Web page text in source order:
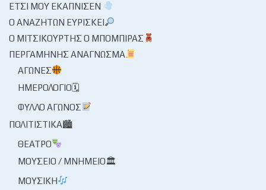
ΈΤΣΙ ΜΟΥ ΕΚΆΠΝΙΣΕΝ
Ο ΑΝΑΖΗΤΏΝ ΕΥΡΊΣΚΕΙ
Ο ΜΙΤΣΙΚΟΥΡΤΉΣ Ο ΜΠΌΜΠΙΡΑΣ
ΠΕΡΓΑΜΗΝΉΣ ΑΝΆΓΝΩΣΜΑ
ΑΓΏΝΕΣ
ΗΜΕΡΟΛΌΓΙΟ🗓
ΦΎΛΛΟ ΑΓΏΝΟΣ
ΠΟΛΙΤΙΣΤΙΚΆ🏙
ΘΈΑΤΡΟ
ΜΟΥΣΕΊΟ / ΜΝΗΜΕΊΟ🏛
ΜΟΥΣΙΚΉ